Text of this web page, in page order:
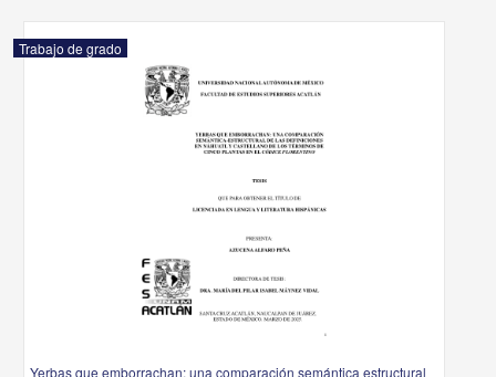
Trabajo de grado
Yerbas que emborrachan: una comparación semántica estructural